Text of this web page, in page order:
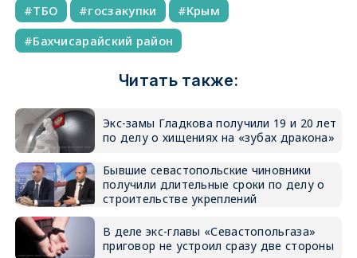
ТБО госзакупки
Крым
Бахчисарайский район
Читать также:
Экс-замы Гладкова получили 19 и 20 лет
по делу о хищениях на «зубах дракона»
Бывшие севастопольские чиновники
получили длительные сроки по делу о
строительстве укреплений
В деле экс-главы «Севастопольгаза»
приговор не устроил сразу две стороны